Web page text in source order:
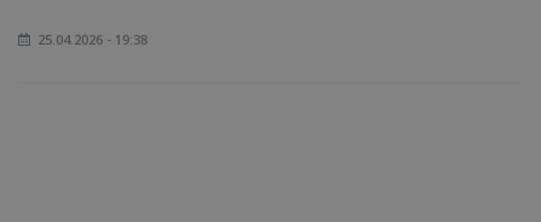
25.04.2026 - 19:38